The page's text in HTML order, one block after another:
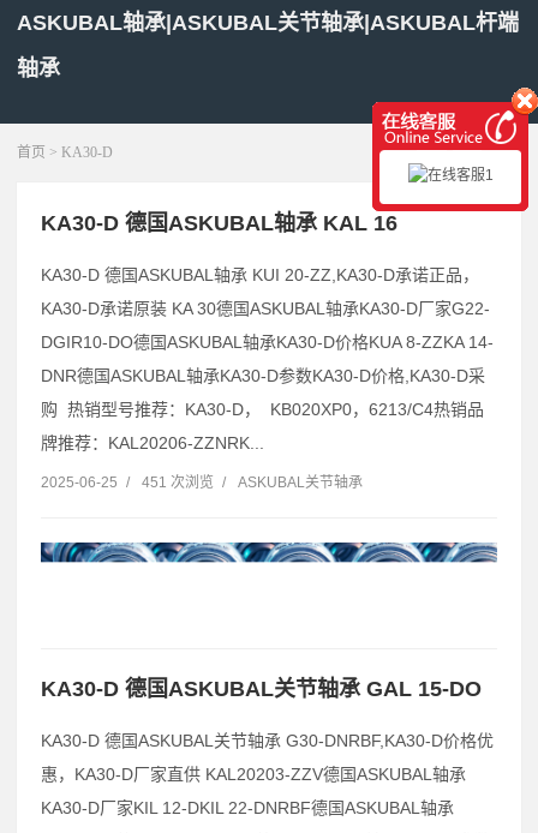
ASKUBAL轴承|ASKUBAL关节轴承|ASKUBAL杆端
轴承
展开菜单
首页 > KA30-D
KA30-D 德国ASKUBAL轴承 KAL 16
KA30-D 德国ASKUBAL轴承 KUI 20-ZZ,KA30-D承诺正品，
KA30-D承诺原装 KA 30德国ASKUBAL轴承KA30-D厂家G22-
DGIR10-DO德国ASKUBAL轴承KA30-D价格KUA 8-ZZKA 14-
DNR德国ASKUBAL轴承KA30-D参数KA30-D价格,KA30-D采
购 热销型号推荐：KA30-D， KB020XP0，6213/C4热销品
牌推荐：KAL20206-ZZNRK...
2025-06-25 / 451 次浏览 / ASKUBAL关节轴承
KA30-D 德国ASKUBAL关节轴承 GAL 15-DO
KA30-D 德国ASKUBAL关节轴承 G30-DNRBF,KA30-D价格优
惠，KA30-D厂家直供 KAL20203-ZZV德国ASKUBAL轴承
KA30-D厂家KIL 12-DKIL 22-DNRBF德国ASKUBAL轴承